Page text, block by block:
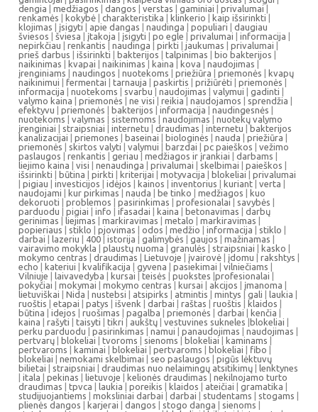
dengia | medžiagos | dangos | verstas | gaminiai | privalumai |
renkamės | kokybė | charakteristika | klinkerio | kaip išsirinkti |
klojimas | įsigyti | apie dangas | naudinga | populiari | daugiau
šviesos | šviesa | įtakoja | įsigyti | po egle | privalumai | informacija |
nepirkčiau | renkantis | naudinga | pirkti | jaukumas | privalumai |
prieš darbus | išsirinkti | bakterijos | talpinimas | bio bakterijos |
naikinimas | kvapai | naikinimas | kaina | kova | naudojimas |
įrenginiams | naudingos | nuotekoms | priežiūra | priemonės | kvapų
naikinimui | fermentai | tarnauja | paskirtis | prižiūrėti | priemonės |
informacija | nuotekoms | svarbu | naudojimas | valymui | gadinti |
valymo kaina | priemonės | ne visi | reikia | naudojamos | sprendžia |
efektyvu | priemonės | bakterijos | informacija | naudingesnės |
nuotekoms | valymas | sistemoms | naudojimas | nuotekų valymo
įrenginiai | straipsniai | internetu | draudimas | internetu |bakterijos
kanalizacijai | priemones | baseinai | biologinės | nauda | priežiūra |
priemonės | skirtos valyti | valymui | barzdai | pc paieškos | vežimo
paslaugos | renkantis | geriau | medžiagos ir įrankiai | darbams |
liejimo kaina | visi | nenaudinga | privalumai | skelbimai | paieškos |
išsirinkti | būtina | pirkti | kriterijai | motyvacija | blokeliai | privalumai
| pigiau | investicijos | idėjos | kainos | inventorius | kuriant | verta |
naudojami | kur pirkimas | nauda | be tinko | medžiagos | kuo
dekoruoti | problemos | pasirinkimas | profesionalai | savybės |
parduodu | pigiai | info | ifasadai | kaina | betonavimas | darbų
gerinimas | liejimas | markiravimas | metalo | markiravimas |
popieriaus | stiklo | pjovimas | odos | medžio | informacija | stiklo |
darbai | lazeriu | 400 | istorija | galimybės | gaujos | mažinamas |
vairavimo mokykla | plaustų nuoma | granulės | straipsniai | kasko |
mokymo centras | draudimas | Lietuvoje | įvairovė | įdomu | rakshtys |
echo | kateriui | kvalifikacija | gyvena | pasiekimai | vilniečiams |
Vilniuje | laivavedyba | kursai | teisės | puokstes |profesionalai |
pokyčiai | mokymai | mokymo centras | kursai | akcijos | įmanoma |
lietuviškai | Nida | nustebsi | atsipirks | atmintis | mintys | gali | laukia |
ruoštis | etapai | patys | išvenk | darbai | raštas | ruoštis | klaidos |
būtina | idejos | ruošimas | pagalba | priemonės | darbai | kenčia |
kaina | rašyti | taisyti | tikri | aukštų | vestuvines sukneles |blokeliai |
perku parduodu | pasirinkimas | namui | panaudojimas | naudojimas |
pertvarų | blokeliai | tvoroms | sienoms | blokeliai | kaminams |
pertvaroms | kaminai | blokeliai | pertvaroms | blokeliai | fibo |
blokeliai | nemokami skelbimai | seo paslaugos | pigūs lėktuvų
bilietai | straipsniai | draudimas nuo nelaimingų atsitikimų | lenktynes
| itala | pekinas | lietuvoje | kelionės draudimas| nekilnojamo turto
draudimas | tpvca | laukia | poreikis | klaidos | ateičiai | gramatika |
studijuojantiems | moksliniai darbai | darbai | studentams | stogams |
plienės dangos | karjerai | dangos | stogo danga | sienoms |